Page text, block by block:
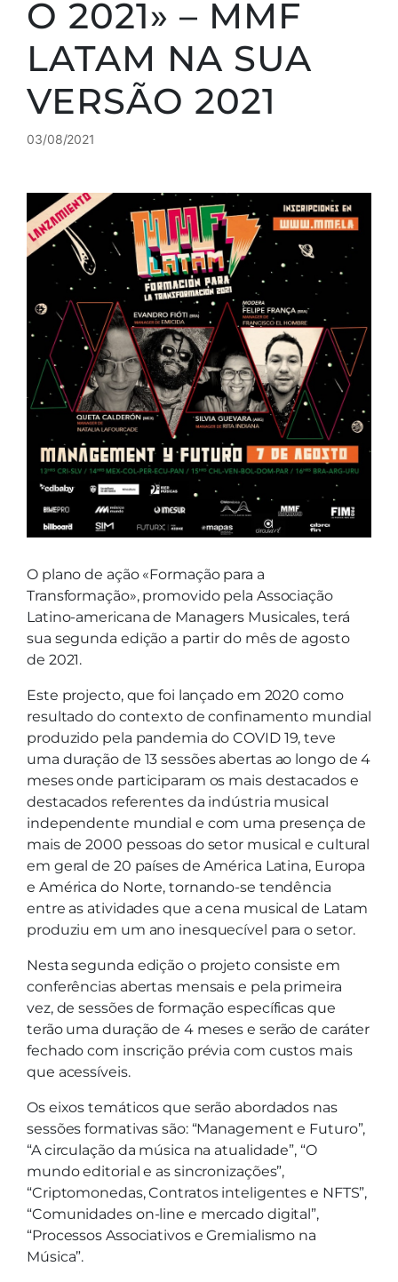
O 2021» – MMF
LATAM NA SUA
VERSÃO 2021
03/08/2021
O plano de ação «Formação para a
Transformação», promovido pela Associação
Latino-americana de Managers Musicales, terá
sua segunda edição a partir do mês de agosto
de 2021.
Este projecto, que foi lançado em 2020 como
resultado do contexto de confinamento mundial
produzido pela pandemia do COVID 19, teve
uma duração de 13 sessões abertas ao longo de 4
meses onde participaram os mais destacados e
destacados referentes da indústria musical
independente mundial e com uma presença de
mais de 2000 pessoas do setor musical e cultural
em geral de 20 países de América Latina, Europa
e América do Norte, tornando-se tendência
entre as atividades que a cena musical de Latam
produziu em um ano inesquecível para o setor.
Nesta segunda edição o projeto consiste em
conferências abertas mensais e pela primeira
vez, de sessões de formação específicas que
terão uma duração de 4 meses e serão de caráter
fechado com inscrição prévia com custos mais
que acessíveis.
Os eixos temáticos que serão abordados nas
sessões formativas são: “Management e Futuro”,
“A circulação da música na atualidade”, “O
mundo editorial e as sincronizações”,
“Criptomonedas, Contratos inteligentes e NFTS”,
“Comunidades on-line e mercado digital”,
“Processos Associativos e Gremialismo na
Música”.